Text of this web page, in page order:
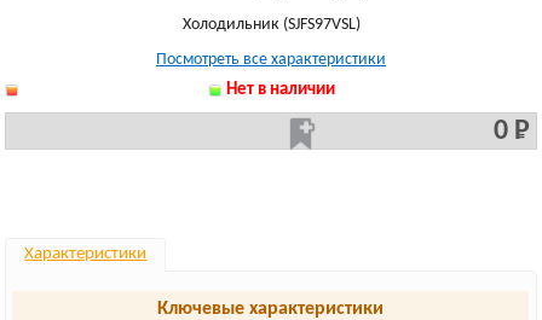
Холодильник (SJFS97VSL)
Посмотреть все характеристики
Нет в наличии
0 Р
Характеристики
Ключевые характеристики